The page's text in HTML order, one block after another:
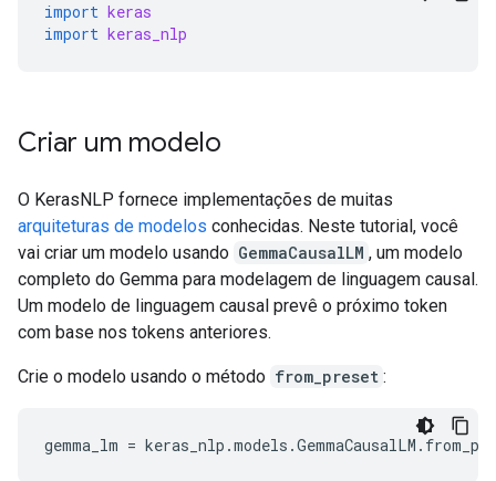
import keras
import keras_nlp
Criar um modelo
O KerasNLP fornece implementações de muitas
arquiteturas de modelos conhecidas. Neste tutorial, você
vai criar um modelo usando GemmaCausalLM , um modelo
completo do Gemma para modelagem de linguagem causal.
Um modelo de linguagem causal prevê o próximo token
com base nos tokens anteriores.
Crie o modelo usando o método from_preset :
gemma_lm = keras_nlp .models .GemmaCausalLM .